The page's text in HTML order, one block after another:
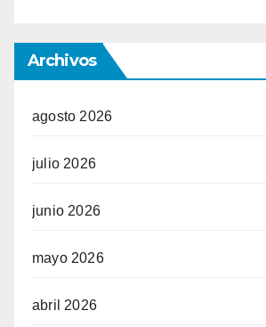
Archivos
agosto 2026
julio 2026
junio 2026
mayo 2026
abril 2026